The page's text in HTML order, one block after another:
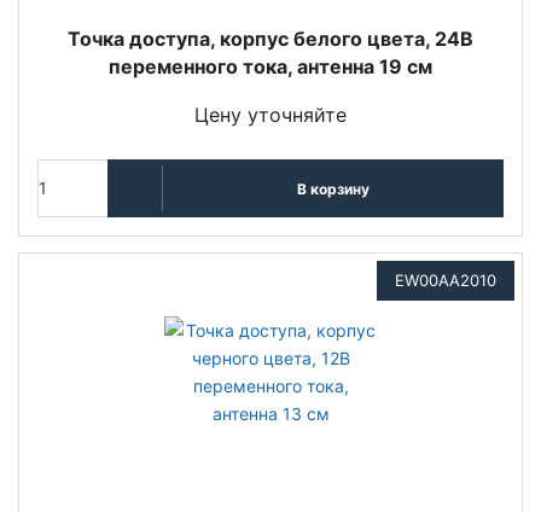
Точка доступа, корпус белого цвета, 24В
переменного тока, антенна 19 см
Цену уточняйте
В корзину
EW00AA2010